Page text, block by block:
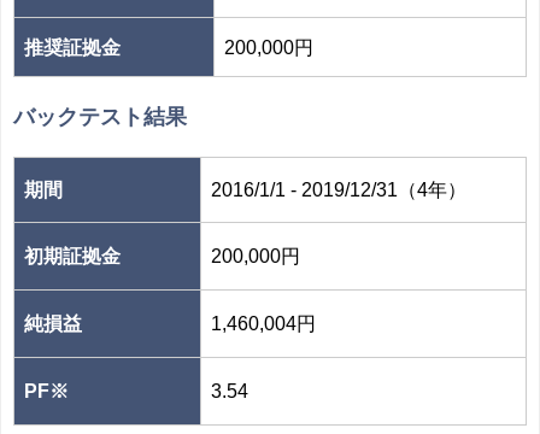
推奨証拠金 200,000円
バックテスト結果
期間 2016/1/1 - 2019/12/31（4年）
初期証拠金 200,000円
純損益 1,460,004円
PF※ 3.54